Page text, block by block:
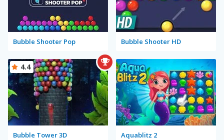
Bubble Shooter Pop Bubble Shooter HD
Bubble Tower 3D
4.4
Aquablitz 2